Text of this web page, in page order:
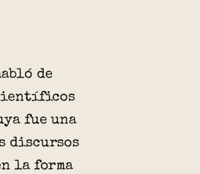
de
fue una
discursos
la forma